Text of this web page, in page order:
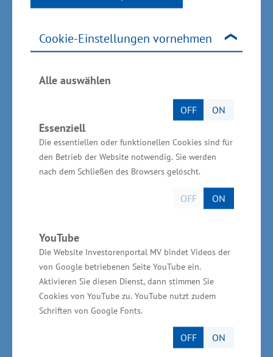
Cookie-Einstellungen vornehmen
Alle auswählen
OFF ON
Essenziell
Die essentiellen oder funktionellen Cookies sind für
den Betrieb der Website notwendig. Sie werden
nach dem Schließen des Browsers gelöscht.
OFF ON
YouTube
Die Website Investorenportal MV bindet Videos der
von Google betriebenen Seite YouTube ein.
Aktivieren Sie diesen Dienst, dann stimmen Sie
Cookies von YouTube zu. YouTube nutzt zudem
Schriften von Google Fonts.
OFF ON
Profilierung Rostocks als attraktive Destination
im Aktivtourismus geleistet“, betonte
Staatssekretär Schulte. „Besonders
Effekt, die Erhöhung der Angebotsvielfalt und -
qualität sowie die internationale Ausstrahlung
der Anlage.“
Laut der im Juni 2025 vorgestellten
„Wassertourismusstudie MV 2025“ ist der
Wirtschaftsfaktor für Mecklenburg-
Vorpommern. Mit einem Jahresumsatz von rund
1 Milliarde Euro und mehr als 19.000
Beschäftigten gehört er zu den tragenden
Säulen der Touris­muswirtschaft im Land. Die
Studie weist über 1.200 Unter­nehmen mit rund
1.650 Anlaufpunkten im wassertouristischen